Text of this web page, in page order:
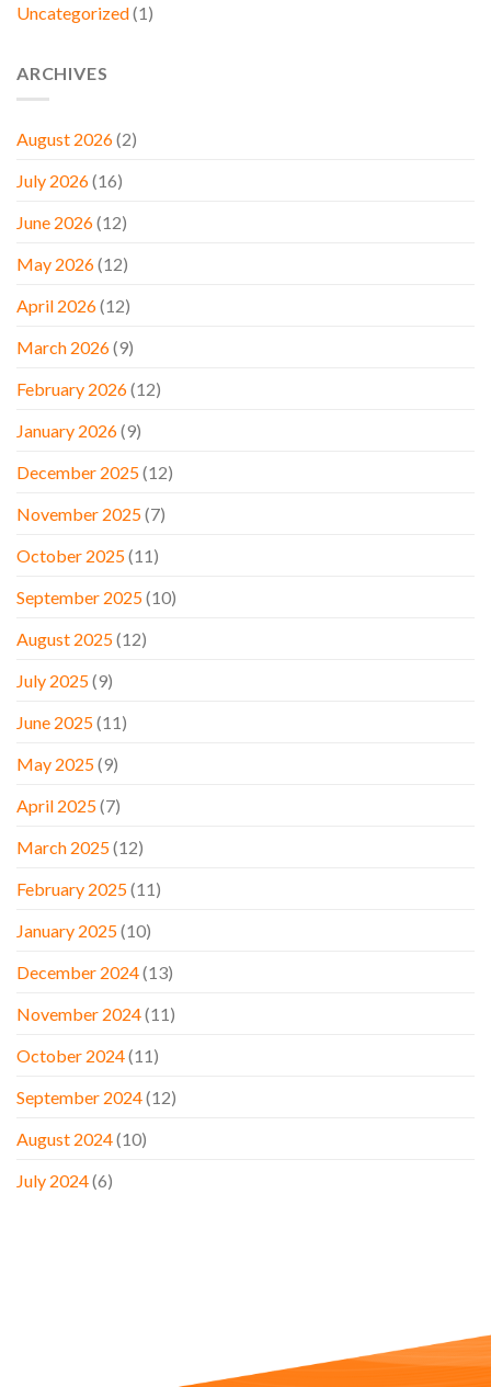
Uncategorized(1)
ARCHIVES
August 2026(2)
July 2026(16)
June 2026(12)
May 2026(12)
April 2026(12)
March 2026(9)
February 2026(12)
January 2026(9)
December 2025(12)
November 2025(7)
October 2025(11)
September 2025(10)
August 2025(12)
July 2025(9)
June 2025(11)
May 2025(9)
April 2025(7)
March 2025(12)
February 2025(11)
January 2025(10)
December 2024(13)
November 2024(11)
October 2024(11)
September 2024(12)
August 2024(10)
July 2024(6)